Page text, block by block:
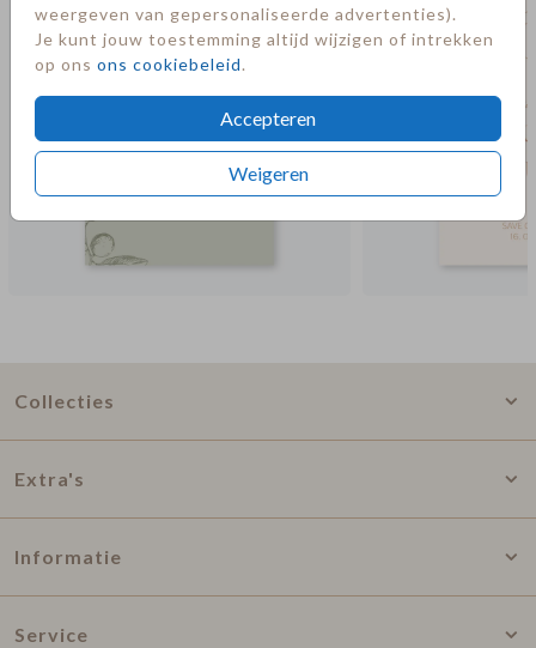
weergeven van gepersonaliseerde advertenties).
Je kunt jouw toestemming altijd wijzigen of intrekken
op ons ons cookiebeleid.
Accepteren
Weigeren
Collecties
Extra's
Informatie
Service